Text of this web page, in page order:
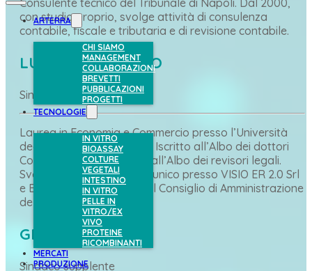
ARTERRA
CHI SIAMO
MANAGEMENT
COLLABORAZIONI
BREVETTI
PUBBLICAZIONI
PROGETTI
TECNOLOGIE
IN VITRO
BIOASSAY
COLTURE
VEGETALI
INTESTINO
IN VITRO
PELLE IN
VITRO/EX
VIVO
PROTEINE
RICOMBINANTI
MERCATI
PRODUZIONE
Consulente tecnico del Tribunale di Napoli. Dal 2000,
con studio proprio, svolge attività di consulenza
contabile, fiscale e tributaria e di revisione contabile.
LUCA MARIA TESIO
Sindaco effettivo
Laurea in Economia e Commercio presso l’Università
degli Studi di Torino, Italia. Iscritto all’Albo dei dottori
Commercialisti di Torino e all’Albo dei revisori legali.
Svolge attività di sindaco unico presso VISIO ER 2.0 Srl
e ENGAS Srl, è membro del Consiglio di Amministrazione
della Gum Group Spa.
GIULIANA SCARCI
Sindaco supplente